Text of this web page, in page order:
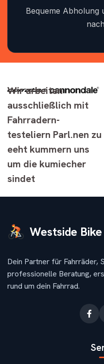
Bequeme Abholung
Wir arbeiten
ausschließlich mit
Fahrradern-
testeliern Parl.nen zu
eeht kummern uns
um die kumiecher
sindet
Westside
Dein Partner für Fahrräder,
professionelle Beratung,
rund um dein Fahrrad.